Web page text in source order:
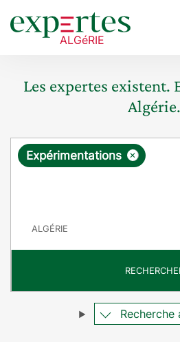
Les expertes existent.
Algérie.
R
ê
e
×
Expérimentations
Recherche